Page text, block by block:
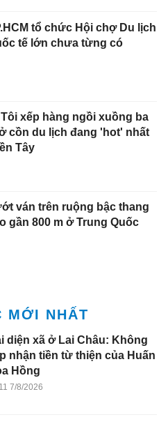
tổ chức Hội chợ Du lịch
tế lớn chưa từng có
Tôi xếp hàng ngồi xuồng ba
ở cồn du lịch đang 'hot' nhất
Tây
ván trên ruộng bậc thang
gần 800 m ở Trung Quốc
MỚI NHẤT
diện xã ở Lai Châu: Không
nhận tiền từ thiện của Huấn
Hồng
7/8/2026